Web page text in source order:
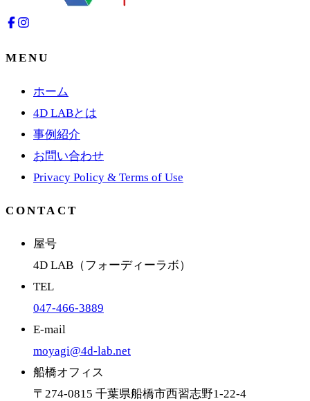
MENU
ホーム
4D LABとは
事例紹介
お問い合わせ
Privacy Policy & Terms of Use
CONTACT
屋号
4D LAB （フォーディーラボ）
TEL
047-466-3889
E-mail
moyagi@4d-lab.net
船橋オフィス
〒 274-0815 千葉県船橋市西習志野1-22-4